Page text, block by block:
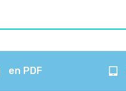
en PDF